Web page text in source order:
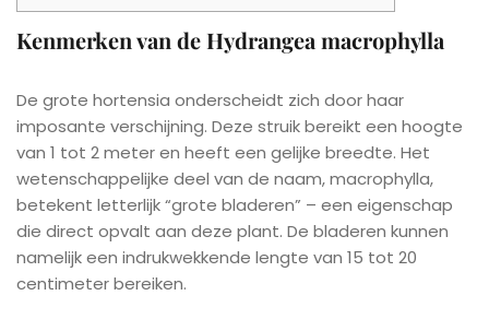
Kenmerken van de Hydrangea macrophylla
De grote hortensia onderscheidt zich door haar
imposante verschijning. Deze struik bereikt een hoogte
van 1 tot 2 meter en heeft een gelijke breedte. Het
wetenschappelijke deel van de naam, macrophylla,
betekent letterlijk “grote bladeren” – een eigenschap
die direct opvalt aan deze plant. De bladeren kunnen
namelijk een indrukwekkende lengte van 15 tot 20
centimeter bereiken.